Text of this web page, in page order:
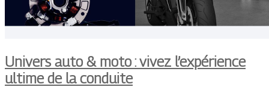
Univers auto & moto : vivez l’expérience
ultime de la conduite